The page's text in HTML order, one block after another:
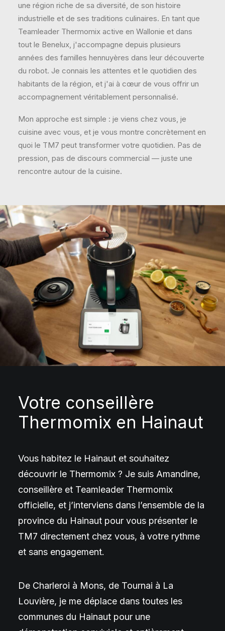
une région riche de sa diversité, de son histoire
industrielle et de ses traditions culinaires. En tant que
Teamleader Thermomix active en Wallonie et dans
tout le Benelux, j'accompagne depuis plusieurs
années des familles hennuyères dans leur découverte
du robot. Je connais les attentes et le quotidien des
habitants de la région, et j'ai à cœur de vous offrir un
accompagnement véritablement personnalisé.
Mon approche est simple : je viens chez vous, je
cuisine avec vous, et je vous montre concrètement en
quoi le TM7 peut transformer votre quotidien. Pas de
pression, pas de discours commercial — juste une
rencontre autour de la cuisine.
Votre conseillère
Thermomix en Hainaut
Vous habitez le Hainaut et souhaitez
découvrir le Thermomix ? Je suis Amandine,
conseillère et Teamleader Thermomix
officielle, et j’interviens dans l’ensemble de la
province du Hainaut pour vous présenter le
TM7 directement chez vous, à votre rythme
et sans engagement.
De Charleroi à Mons, de Tournai à La
Louvière, je me déplace dans toutes les
communes du Hainaut pour une